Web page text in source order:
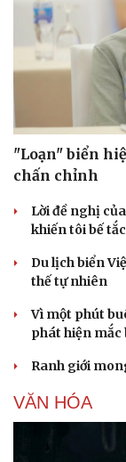
"Loạn" biển
chấn chỉnh
Lời đề nghị
khiến tôi bế
Du lịch biển
thế tự nhiên
Vì một phút
phát hiện mắc
Ranh giới
VĂN HÓA